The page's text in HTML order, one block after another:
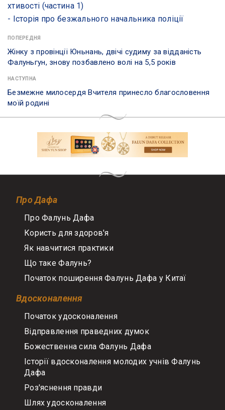
хтивості (частина 1)
- ​Історія про безжального начальника поліції
ПОПЕРЕДНЯ
Жінку з провінції Юньнань, двічі судиму за відданість
Фалуньгун, знову позбавлено волі на 5,5 років
НАСТУПНА
Безмежне милосердя Вчителя принесло благословення
моїй родині
Про Дафа
Про Фалунь Дафа
Користь для здоров'я
Як навчитися практики
Що таке Фалунь?
Початок поширення Фалунь Дафа у Китаї
Вдосконалення
Початок удосконалення
Відправлення праведних думок
Божественна сила Фалунь Дафа
Історії вдосконалення молодих учнів Фалунь
Дафа
Роз'яснення правди
Шлях удосконалення